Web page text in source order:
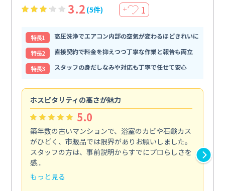
3.2 (5件) ＋ 1
特⻑1
高圧洗浄でエアコン内部の空気が変わるほどきれいに
特⻑2
直接契約で料金を抑えつつ丁寧な作業と報告も両立
特⻑3
スタッフの身だしなみや対応も丁寧で任せて安心
ホスピタリティの高さが魅力
5.0
築年数の古いマンションで、浴室のカビや石鹸カス
がひどく、市販品では限界がありお願いしました。
スタッフの方は、事前説明からすでにプロらしさを
感...
もっと見る